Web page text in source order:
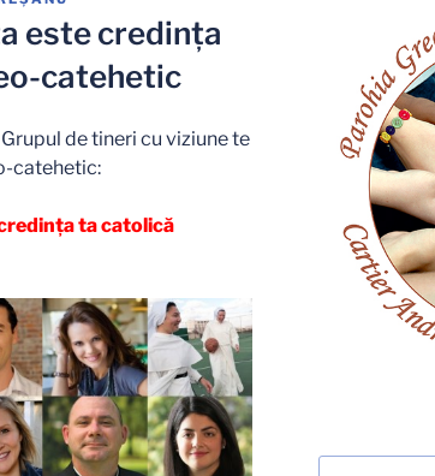
este credința
catehetic
de tineri cu viziune te
catehetic:
ta catolică